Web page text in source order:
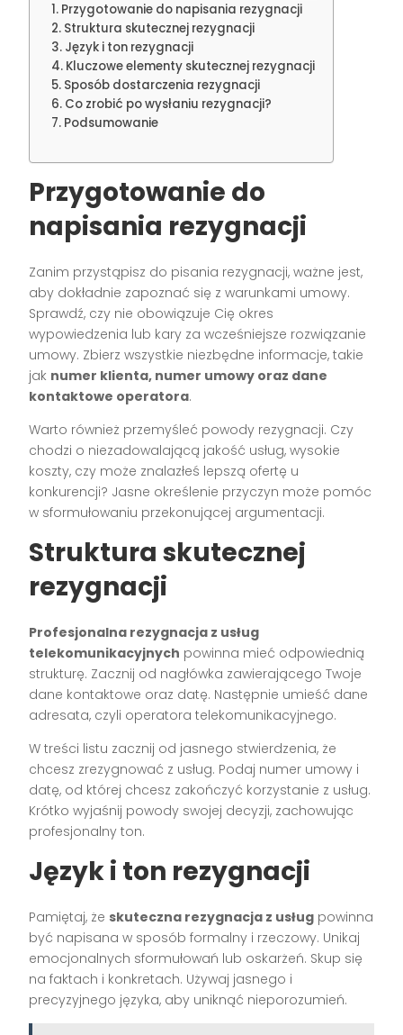
Przygotowanie do napisania rezygnacji
Struktura skutecznej rezygnacji
Język i ton rezygnacji
Kluczowe elementy skutecznej rezygnacji
Sposób dostarczenia rezygnacji
Co zrobić po wysłaniu rezygnacji?
Podsumowanie
Przygotowanie do
napisania rezygnacji
Zanim przystąpisz do pisania rezygnacji, ważne jest,
aby dokładnie zapoznać się z warunkami umowy.
Sprawdź, czy nie obowiązuje Cię okres
wypowiedzenia lub kary za wcześniejsze rozwiązanie
umowy. Zbierz wszystkie niezbędne informacje, takie
jak numer klienta, numer umowy oraz dane
kontaktowe operatora.
Warto również przemyśleć powody rezygnacji. Czy
chodzi o niezadowalającą jakość usług, wysokie
koszty, czy może znalazłeś lepszą ofertę u
konkurencji? Jasne określenie przyczyn może pomóc
w sformułowaniu przekonującej argumentacji.
Struktura skutecznej
rezygnacji
Profesjonalna rezygnacja z usług
telekomunikacyjnych powinna mieć odpowiednią
strukturę. Zacznij od nagłówka zawierającego Twoje
dane kontaktowe oraz datę. Następnie umieść dane
adresata, czyli operatora telekomunikacyjnego.
W treści listu zacznij od jasnego stwierdzenia, że
chcesz zrezygnować z usług. Podaj numer umowy i
datę, od której chcesz zakończyć korzystanie z usług.
Krótko wyjaśnij powody swojej decyzji, zachowując
profesjonalny ton.
Język i ton rezygnacji
Pamiętaj, że skuteczna rezygnacja z usług powinna
być napisana w sposób formalny i rzeczowy. Unikaj
emocjonalnych sformułowań lub oskarżeń. Skup się
na faktach i konkretach. Używaj jasnego i
precyzyjnego języka, aby uniknąć nieporozumień.